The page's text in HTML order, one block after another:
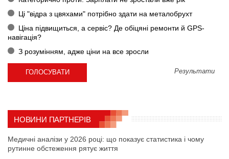
Ці "відра з цвяхами" потрібно здати на металобрухт
Ціна підвищиться, а сервіс? Де обіцяні ремонти й GPS-
навігація?
З розумінням, адже ціни на все зросли
Результати
НОВИНИ ПАРТНЕРІВ
Медичні аналізи у 2026 році: що показує статистика і чому
рутинне обстеження рятує життя